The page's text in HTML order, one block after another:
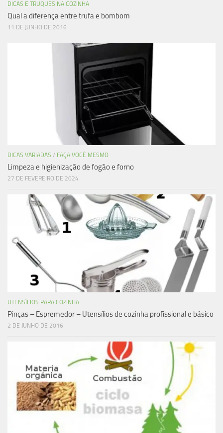
DICAS E TRUQUES NA COZINHA
Qual a diferença entre trufa e bombom
11 DE JUNHO DE 2016
DICAS VARIADAS / FAÇA VOCÊ MESMO
Limpeza e higienização de fogão e forno
27 DE FEVEREIRO DE 2024
UTENSÍLIOS PARA COZINHA
Pinças – Espremedor – Utensílios de cozinha profissional e básico
2 DE JUNHO DE 2016